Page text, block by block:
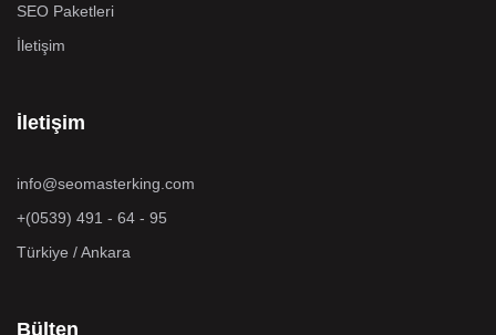
SEO Paketleri
İletişim
İletişim
info@seomasterking.com
+(0539) 491 - 64 - 95
Türkiye / Ankara
Bülten